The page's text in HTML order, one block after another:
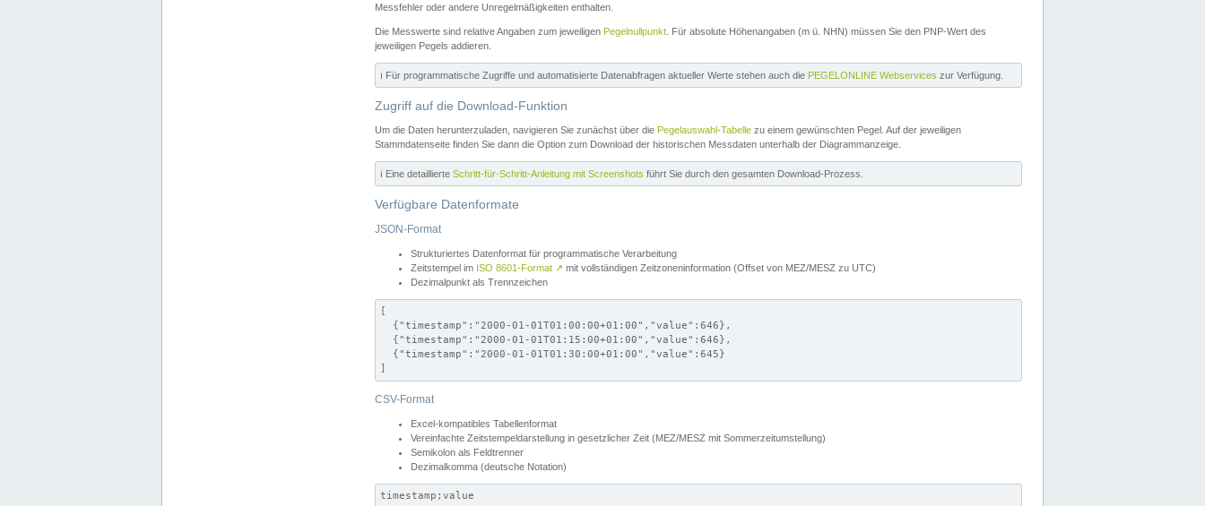
Messfehler oder andere Unregelmäßigkeiten enthalten.
Die Messwerte sind relative Angaben zum jeweiligen Pegelnullpunkt . Für absolute Höhenangaben (m ü. NHN) müssen Sie den PNP-Wert des
jeweiligen Pegels addieren.
ℹ️ Für programmatische Zugriffe und automatisierte Datenabfragen aktueller Werte stehen auch die PEGELONLINE Webservices zur Verfügung.
Zugriff auf die Download-Funktion
Um die Daten herunterzuladen, navigieren Sie zunächst über die Pegelauswahl-Tabelle zu einem gewünschten Pegel. Auf der jeweiligen
Stammdatenseite finden Sie dann die Option zum Download der historischen Messdaten unterhalb der Diagrammanzeige.
ℹ️ Eine detaillierte Schritt-für-Schritt-Anleitung mit Screenshots führt Sie durch den gesamten Download-Prozess.
Verfügbare Datenformate
JSON-Format
Strukturiertes Datenformat für programmatische Verarbeitung
Zeitstempel im ISO 8601-Format ↗ mit vollständigen Zeitzoneninformation (Offset von MEZ/MESZ zu UTC)
Dezimalpunkt als Trennzeichen
[
  {"timestamp":"2000-01-01T01:00:00+01:00","value":646},
  {"timestamp":"2000-01-01T01:15:00+01:00","value":646},
  {"timestamp":"2000-01-01T01:30:00+01:00","value":645}
]
CSV-Format
Excel-kompatibles Tabellenformat
Vereinfachte Zeitstempeldarstellung in gesetzlicher Zeit (MEZ/MESZ mit Sommerzeitumstellung)
Semikolon als Feldtrenner
Dezimalkomma (deutsche Notation)
timestamp;value